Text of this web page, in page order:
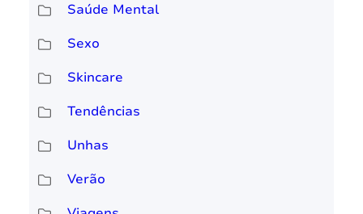
Saúde Mental
Sexo
Skincare
Tendências
Unhas
Verão